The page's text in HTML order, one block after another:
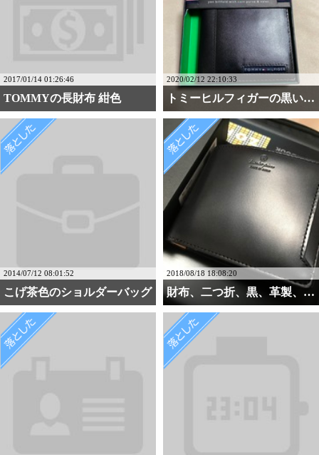
2017/01/14 01:26:46
TOMMYの長財布 紺色
2020/02/12 22:10:33
トミーヒルフィガーの黒い・・・
2014/07/12 08:01:52
こげ茶色のショルダーバッグ
2018/08/18 18:08:20
財布、二つ折、黒、革製、・・・